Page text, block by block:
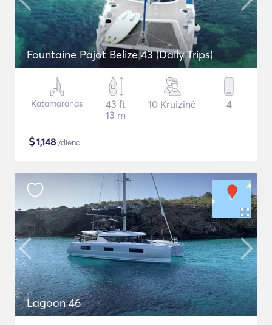
Fountaine Pajot Belize 43 (Daily Trips)
Katamaranas
43 ft
13 m
10 Kruizinė 4
$1,148 /diena
Lagoon 46